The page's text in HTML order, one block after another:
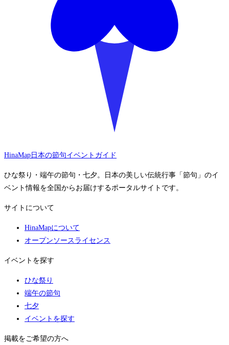
HinaMap 日本の節句イベントガイド
ひな祭り・端午の節句・七夕。日本の美しい伝統行事「節句」のイ
ベント情報を全国からお届けするポータルサイトです。
サイトについて
HinaMapについて
オープンソースライセンス
イベントを探す
ひな祭り
端午の節句
七夕
イベントを探す
掲載をご希望の方へ